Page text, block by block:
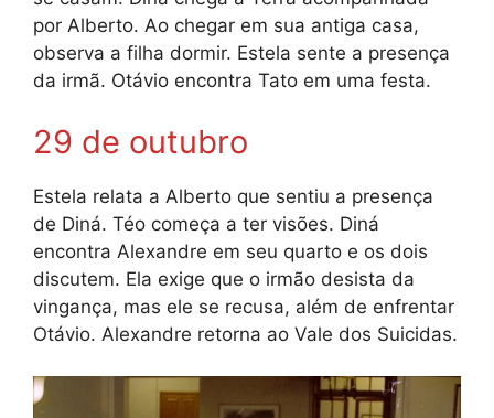
por Alberto. Ao chegar em sua antiga casa,
observa a filha dormir. Estela sente a presença
da irmã. Otávio encontra Tato em uma festa.
29 de outubro
Estela relata a Alberto que sentiu a presença
de Diná. Téo começa a ter visões. Diná
encontra Alexandre em seu quarto e os dois
discutem. Ela exige que o irmão desista da
vingança, mas ele se recusa, além de enfrentar
Otávio. Alexandre retorna ao Vale dos Suicidas.